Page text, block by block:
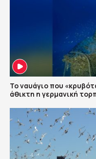
Το ναυάγιο που
άθικτη η γερμανική